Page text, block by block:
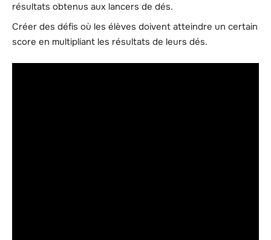
résultats obtenus aux lancers de dés.
Créer des défis où les élèves doivent atteindre un certain
score en multipliant les résultats de leurs dés.